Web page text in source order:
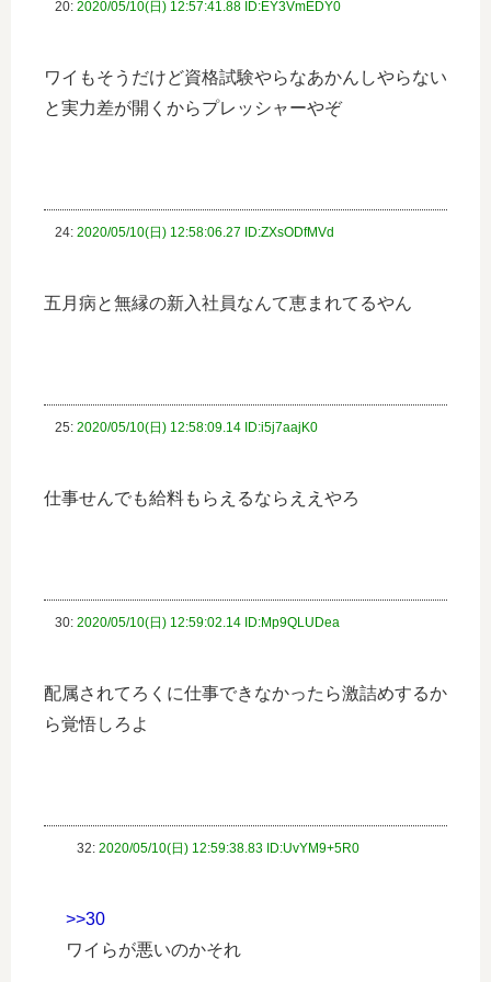
20: 2020/05/10(日) 12:57:41.88 ID:EY3VmEDY0
ワイもそうだけど資格試験やらなあかんしやらない
と実力差が開くからプレッシャーやぞ
24: 2020/05/10(日) 12:58:06.27 ID:ZXsODfMVd
五月病と無縁の新入社員なんて恵まれてるやん
25: 2020/05/10(日) 12:58:09.14 ID:i5j7aajK0
仕事せんでも給料もらえるならええやろ
30: 2020/05/10(日) 12:59:02.14 ID:Mp9QLUDea
配属されてろくに仕事できなかったら激詰めするか
ら覚悟しろよ
32: 2020/05/10(日) 12:59:38.83 ID:UvYM9+5R0
>>30
ワイらが悪いのかそれ